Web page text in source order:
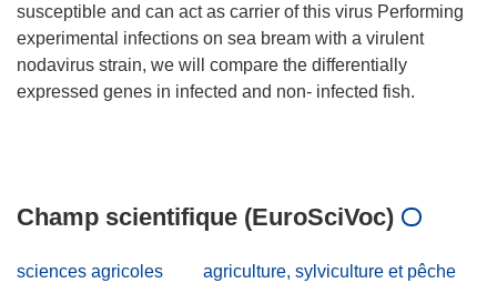
susceptible and can act as carrier of this virus Performing
experimental infections on sea bream with a virulent
nodavirus strain, we will compare the differentially
expressed genes in infected and non- infected fish.
Champ scientifique (EuroSciVoc)
sciences agricoles
agriculture, sylviculture et pêche